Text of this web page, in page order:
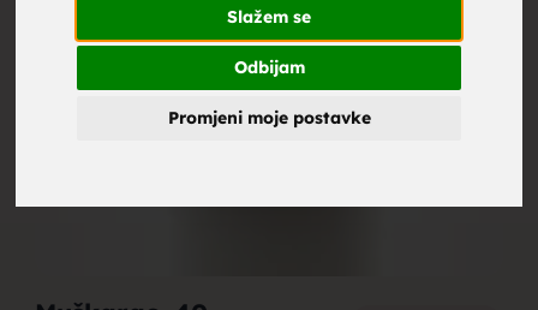
Slažem se
Odbijam
Promjeni moje postavke
zene za
brak,